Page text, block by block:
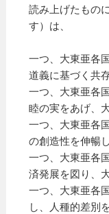
読み上げたもの
す）は、
一つ、大東亜各
道義に基づく共
一つ、大東亜各
睦の実をあげ、
一つ、大東亜各
の創造性を伸暢
一つ、大東亜各
済発展を図り、
一つ、大東亜各
し、人種的差別